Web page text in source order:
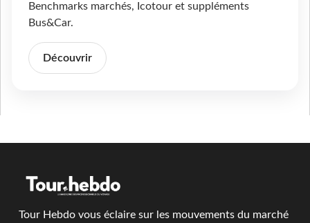
Benchmarks marchés, Icotour et suppléments
Bus&Car.
Découvrir
Tour Hebdo vous éclaire sur les mouvements du marché